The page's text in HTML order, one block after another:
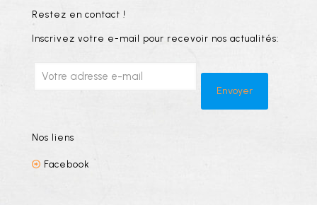
Restez en contact !
Inscrivez votre e-mail pour recevoir nos actualités:
Nos liens
Facebook